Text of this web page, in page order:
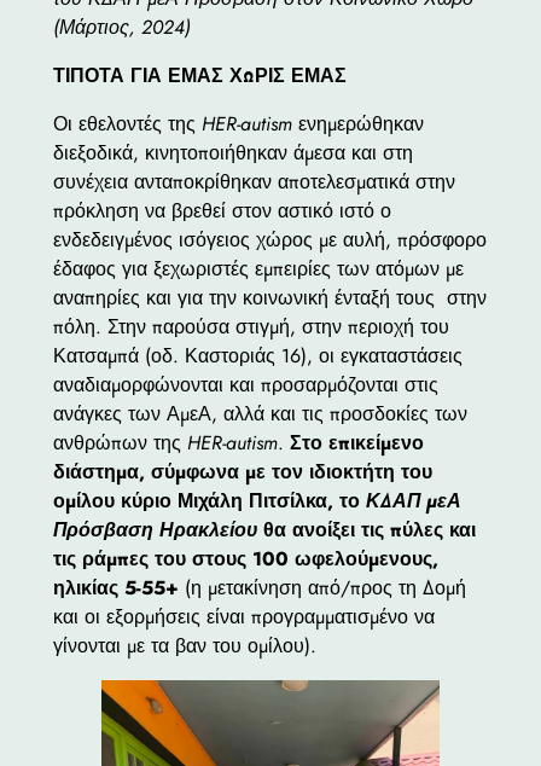
(Μάρτιος, 2024)
ΤΙΠΟΤΑ ΓΙΑ ΕΜΑΣ ΧΩΡΙΣ ΕΜΑΣ
Οι εθελοντές της HER-autismενημερώθηκαν
διεξοδικά, κινητοποιήθηκαν άμεσα και στη
συνέχεια ανταποκρίθηκαν αποτελεσματικά στην
πρόκληση να βρεθεί στον αστικό ιστό ο
ενδεδειγμένος ισόγειος χώρος με αυλή, πρόσφορο
έδαφος για ξεχωριστές εμπειρίες των ατόμων με
αναπηρίες και για την κοινωνική ένταξή τους στην
πόλη. Στην παρούσα στιγμή, στην περιοχή του
Κατσαμπά (οδ. Καστοριάς 16), οι εγκαταστάσεις
αναδιαμορφώνονται και προσαρμόζονται στις
ανάγκες των ΑμεΑ, αλλά και τις προσδοκίες των
ανθρώπων της HER-autism. Στο επικείμενο
διάστημα, σύμφωνα με τον ιδιοκτήτη του
ομίλου κύριο Μιχάλη Πιτσίλκα, το ΚΔΑΠ μεΑ
Πρόσβαση Ηρακλείουθα ανοίξει τις πύλες και
τις ράμπες του στους 100 ωφελούμενους,
ηλικίας 5-55+ (η μετακίνηση από/προς τη Δομή
και οι εξορμήσεις είναι προγραμματισμένο να
γίνονται με τα βαν του ομίλου).